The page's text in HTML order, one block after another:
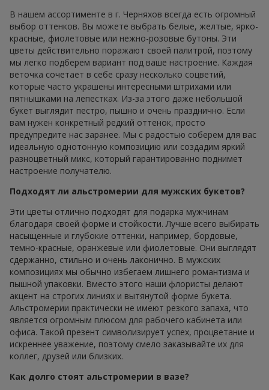
В нашем ассортименте в г. Черняхов всегда есть огромный
выбор оттенков. Вы можете выбрать белые, желтые, ярко-
красные, фиолетовые или нежно-розовые бутоны. Эти
цветы действительно поражают своей палитрой, поэтому
мы легко подберем вариант под ваше настроение. Каждая
веточка сочетает в себе сразу несколько соцветий,
которые часто украшены интересными штрихами или
пятнышками на лепестках. Из-за этого даже небольшой
букет выглядит пестро, пышно и очень празднично. Если
вам нужен конкретный редкий оттенок, просто
предупредите нас заранее. Мы с радостью соберем для вас
идеальную однотонную композицию или создадим яркий
разноцветный микс, который гарантированно поднимет
настроение получателю.
Подходят ли альстромерии для мужских букетов?
Эти цветы отлично подходят для подарка мужчинам
благодаря своей форме и стойкости. Лучше всего выбирать
насыщенные и глубокие оттенки, например, бордовые,
темно-красные, оранжевые или фиолетовые. Они выглядят
сдержанно, стильно и очень лаконично. В мужских
композициях мы обычно избегаем лишнего романтизма и
пышной упаковки. Вместо этого наши флористы делают
акцент на строгих линиях и вытянутой форме букета.
Альстромерии практически не имеют резкого запаха, что
является огромным плюсом для рабочего кабинета или
офиса. Такой презент символизирует успех, процветание и
искреннее уважение, поэтому смело заказывайте их для
коллег, друзей или близких.
Как долго стоят альстромерии в вазе?